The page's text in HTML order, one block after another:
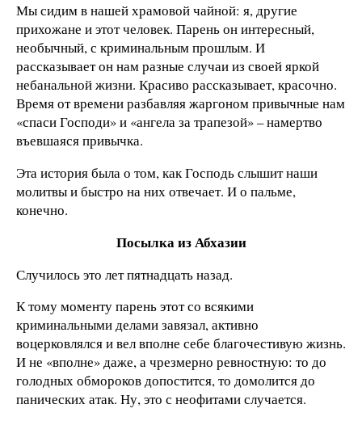
Мы сидим в нашей храмовой чайной: я, другие
прихожане и этот человек. Парень он интересный,
необычный, с криминальным прошлым. И
рассказывает он нам разные случаи из своей яркой
небанальной жизни. Красиво рассказывает, красочно.
Время от времени разбавляя жаргоном привычные нам
«спаси Господи» и «ангела за трапезой» – намертво
въевшаяся привычка.
Эта история была о том, как Господь слышит наши
молитвы и быстро на них отвечает. И о пальме,
конечно.
Посылка из Абхазии
Случилось это лет пятнадцать назад.
К тому моменту парень этот со всякими
криминальными делами завязал, активно
воцерковлялся и вел вполне себе благочестивую жизнь.
И не «вполне» даже, а чрезмерно ревностную: то до
голодных обмороков допостится, то домолится до
панических атак. Ну, это с неофитами случается.